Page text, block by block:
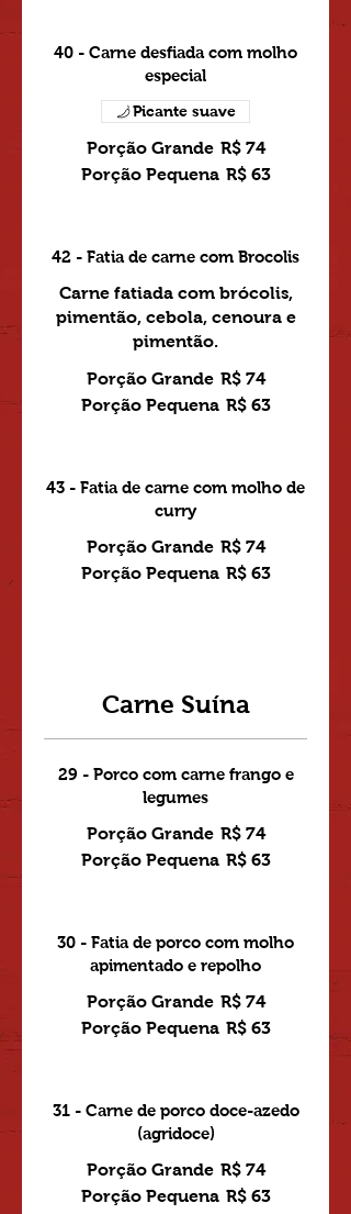
40 - Carne desfiada com molho
especial
Porção Grande R$ 74
Porção Pequena R$ 63
Picante suave
42 - Fatia de carne com Brocolis
Carne fatiada com brócolis,
pimentão, cebola, cenoura e
pimentão.
Porção Grande R$ 74
Porção Pequena R$ 63
43 - Fatia de carne com molho de
curry
Porção Grande R$ 74
Porção Pequena R$ 63
Carne Suína
29 - Porco com carne frango e
legumes
Porção Grande R$ 74
Porção Pequena R$ 63
30 - Fatia de porco com molho
apimentado e repolho
Porção Grande R$ 74
Porção Pequena R$ 63
31 - Carne de porco doce-azedo
(agridoce)
Porção Grande R$ 74
Porção Pequena R$ 63